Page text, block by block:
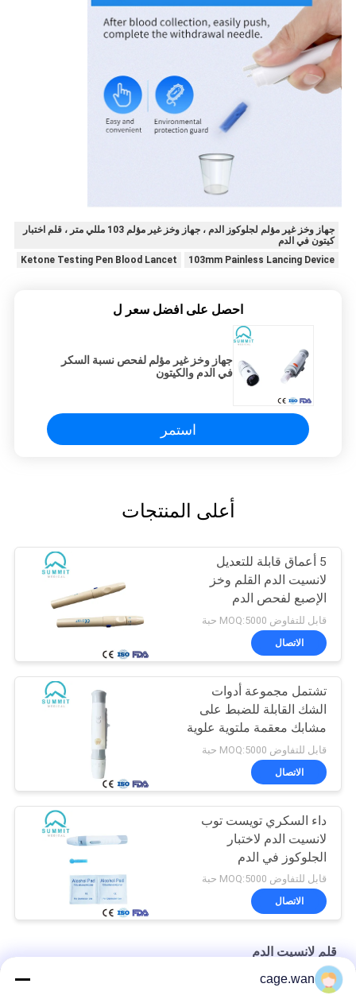
جهاز وخز غير مؤلم لجلوكوز الدم ، جهاز وخز غير مؤلم 103 مللي متر ، قلم اختبار
كيتون في الدم
103mm Painless Lancing Device
Ketone Testing Pen Blood Lancet
احصل على افضل سعر ل
جهاز وخز غير مؤلم لفحص نسبة السكر
في الدم والكيتون
استمر
أعلى المنتجات
5 أعماق قابلة للتعديل
لانسيت الدم القلم وخز
الإصبع لفحص الدم
قابل للتفاوض MOQ:5000 حبة
الاتصال
تشتمل مجموعة أدوات
الشك القابلة للضبط على
مشابك معقمة ملتوية علوية
قابل للتفاوض MOQ:5000 حبة
الاتصال
داء السكري تويست توب
لانسيت الدم لاختبار
الجلوكوز في الدم
قابل للتفاوض MOQ:5000 حبة
الاتصال
قلم لانسيت الدم
6 أعماق قابلة للتعديل لانسيت القلم قلم الوخز مع قاذف
cage.wan